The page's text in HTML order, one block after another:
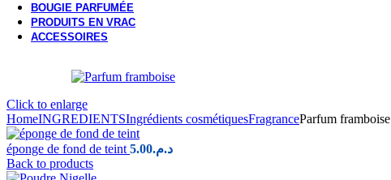
BOUGIE PARFUMÉE
PRODUITS EN VRAC
ACCESSOIRES
Click to enlarge
HomeINGREDIENTSIngrédients cosmétiquesFragranceParfum framboise
éponge de fond de teint د.م.5.00
Back to products